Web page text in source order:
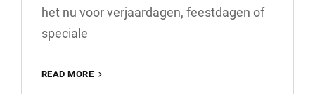
het nu voor verjaardagen, feestdagen of
speciale
READ MORE